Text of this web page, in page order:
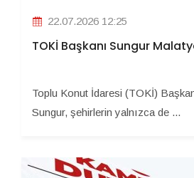
22.07.2026 12:25
TOKİ Başkanı Sungur
Toplu Konut İdaresi (TOKİ)
Sungur, şehirlerin yalnızca de ...